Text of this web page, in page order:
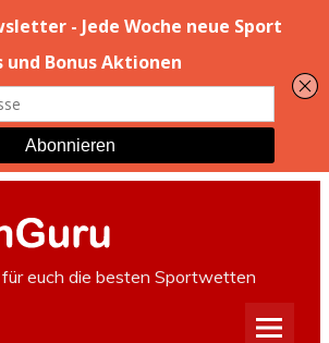
euch die besten Sportwetten